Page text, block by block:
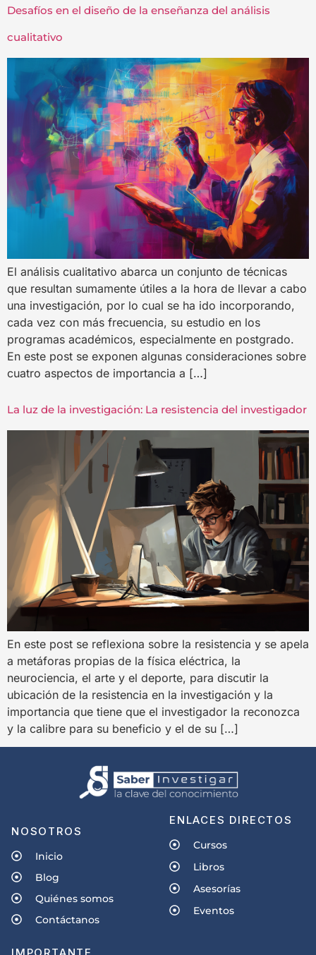
Desafíos en el diseño de la enseñanza del análisis
cualitativo
El análisis cualitativo abarca un conjunto de técnicas
que resultan sumamente útiles a la hora de llevar a cabo
una investigación, por lo cual se ha ido incorporando,
cada vez con más frecuencia, su estudio en los
programas académicos, especialmente en postgrado.
En este post se exponen algunas consideraciones sobre
cuatro aspectos de importancia a […]
La luz de la investigación: La resistencia del investigador
En este post se reflexiona sobre la resistencia y se apela
a metáforas propias de la física eléctrica, la
neurociencia, el arte y el deporte, para discutir la
ubicación de la resistencia en la investigación y la
importancia que tiene que el investigador la reconozca
y la calibre para su beneficio y el de su […]
NOSOTROS
Inicio
Blog
Quiénes somos
Contáctanos
ENLACES DIRECTOS
Cursos
Libros
Asesorías
Eventos